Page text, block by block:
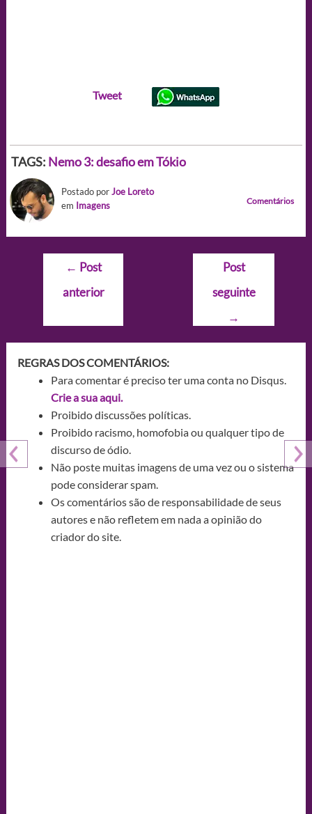
Tweet
TAGS: Nemo 3: desafio em Tókio
Postado porJoe Loreto
em Imagens Comentários
Navegação
Post
← Post
anterior
Post
seguinte
→
REGRAS DOS COMENTÁRIOS:
Para comentar é preciso ter uma conta no Disqus.
Crie a sua aqui.
Proibido discussões políticas.
Proibido racismo, homofobia ou qualquer tipo de
discurso de ódio.
Não poste muitas imagens de uma vez ou o sistema
pode considerar spam.
Os comentários são de responsabilidade de seus
autores e não refletem em nada a opinião do
criador do site.